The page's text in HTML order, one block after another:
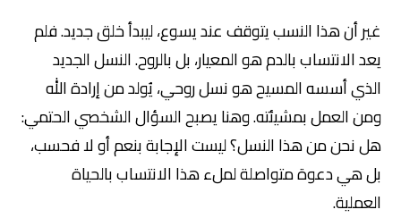
غير أن هذا النسب يتوقف عند يسوع، ليبدأ خلق جديد. فلم
يعد الانتساب بالدم هو المعيار، بل بالروح. النسل الجديد
الذي أسسه المسيح هو نسل روحي، يُولد من إرادة الله
ومن العمل بمشيئته. وهنا يصبح السؤال الشخصي الحتمي:
هل نحن من هذا النسل؟ ليست الإجابة بنعم أو لا فحسب،
بل هي دعوة متواصلة لملء هذا الانتساب بالحياة
العملية.